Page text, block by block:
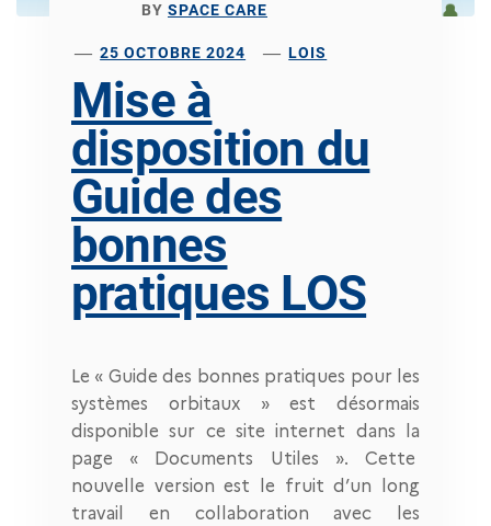
BY SPACE CARE
25 OCTOBRE 2024 LOIS
Mise à
disposition du
Guide des
bonnes
pratiques LOS
Le « Guide des bonnes pratiques pour les
systèmes orbitaux » est désormais
disponible sur ce site internet dans la
page « Documents Utiles ». Cette
nouvelle version est le fruit d’un long
travail en collaboration avec les